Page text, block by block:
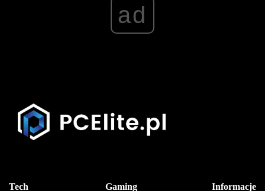
ad
Tech Gaming Informacje